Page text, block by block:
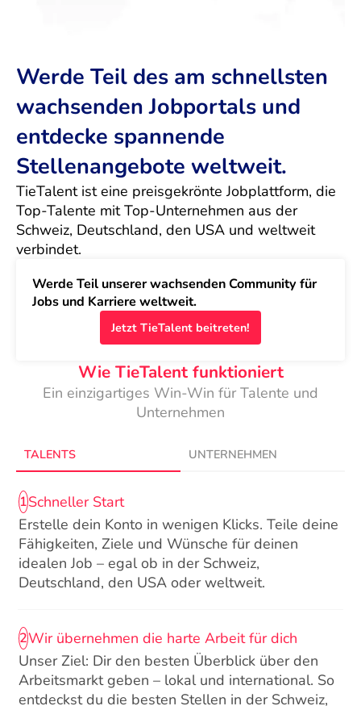
Werde Teil des am schnellsten
wachsenden Jobportals und
entdecke spannende
Stellenangebote weltweit.
TieTalent ist eine preisgekrönte Jobplattform, die
Top-Talente mit Top-Unternehmen aus der
Schweiz, Deutschland, den USA und weltweit
verbindet.
Werde Teil unserer wachsenden Community für
Jobs und Karriere weltweit.
Jetzt TieTalent beitreten!
Wie TieTalent funktioniert
Ein einzigartiges Win-Win für Talente und
Unternehmen
TALENTS UNTERNEHMEN
1Schneller Start
Erstelle dein Konto in wenigen Klicks. Teile deine
Fähigkeiten, Ziele und Wünsche für deinen
idealen Job – egal ob in der Schweiz,
Deutschland, den USA oder weltweit.
2Wir übernehmen die harte Arbeit für dich
Unser Ziel: Dir den besten Überblick über den
Arbeitsmarkt geben – lokal und international. So
entdeckst du die besten Stellen in der Schweiz,